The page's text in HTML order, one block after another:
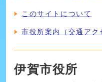
このサイトについて
市役所案内（交通アク
伊賀市役所